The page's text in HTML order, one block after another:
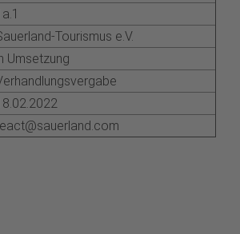
Tourismus e.V.
Umsetzung